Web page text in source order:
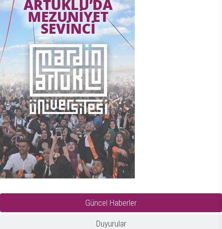
Güncel Haberler
Duyurular